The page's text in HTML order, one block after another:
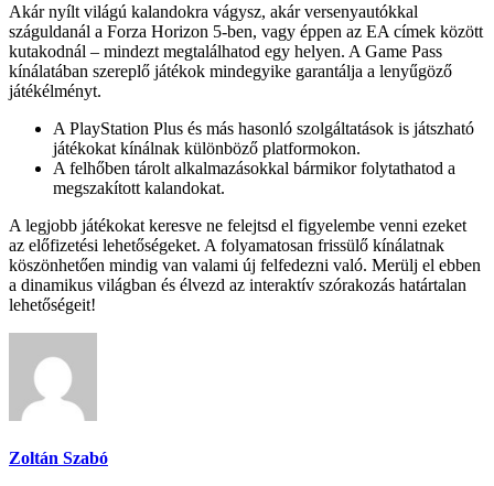
Akár nyílt világú kalandokra vágysz, akár versenyautókkal
száguldanál a Forza Horizon 5-ben, vagy éppen az EA címek között
kutakodnál – mindezt megtalálhatod egy helyen. A Game Pass
kínálatában szereplő játékok mindegyike garantálja a lenyűgöző
játékélményt.
A PlayStation Plus és más hasonló szolgáltatások is játszható
játékokat kínálnak különböző platformokon.
A felhőben tárolt alkalmazásokkal bármikor folytathatod a
megszakított kalandokat.
A legjobb játékokat keresve ne felejtsd el figyelembe venni ezeket
az előfizetési lehetőségeket. A folyamatosan frissülő kínálatnak
köszönhetően mindig van valami új felfedezni való. Merülj el ebben
a dinamikus világban és élvezd az interaktív szórakozás határtalan
lehetőségeit!
Zoltán Szabó